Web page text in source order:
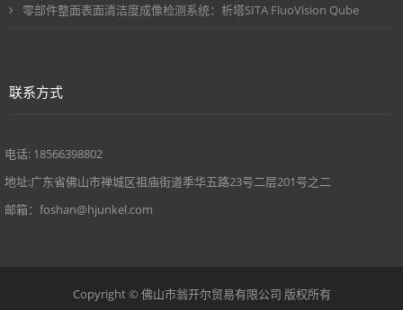
零部件整面表面清洁度成像检测系统：析塔SITA FluoVision Qube
联系方式
电话: 18566398802
地址:广东省佛山市禅城区祖庙街道季华五路23号二层201号之二
邮箱：foshan@hjunkel.com
Copyright © 佛山市翁开尔贸易有限公司 版权所有